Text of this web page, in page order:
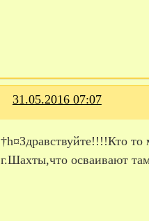
31.05.2016 07:07
†h¤Здравствуйте!!!!Кто
г.Шахты,что осваивают